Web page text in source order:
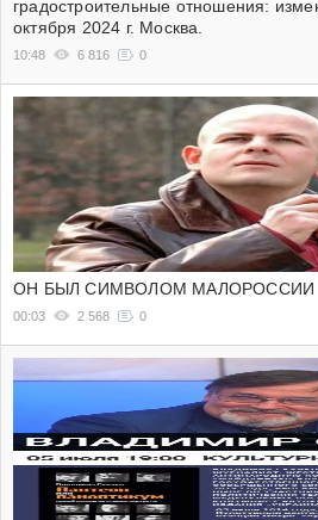
градостроительные отношения:
октября 2024 г. Москва.
10:48 6 816 0
ОН БЫЛ СИМВОЛОМ МАЛОРОССИИ
00:03 2 568 0